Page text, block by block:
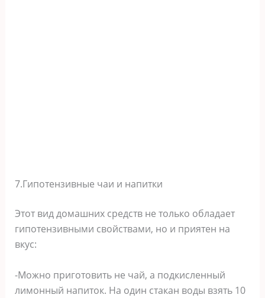
7.Гипотензивные чаи и напитки
Этот вид домашних средств не только обладает
гипотензивными свойствами, но и приятен на
вкус:
-Можно приготовить не чай, а подкисленный
лимонный напиток. На один стакан воды взять 10